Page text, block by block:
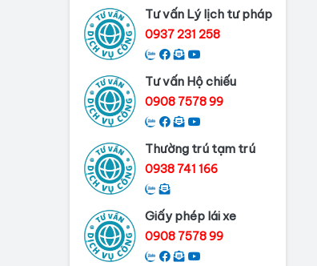
lịch tư pháp cho...
Thủ tục làm Lý lịch tư
pháp tại Bình...
Dịch vụ Lý lịch tư
pháp tại Cần Thơ
Dịch vụ làm Lý Lịch Tư
Pháp tại Hải...
Tư vấn Lý lịch tư pháp
0937 231 258
Tư vấn Hộ chiếu
0908 7578 99
Thường trú tạm trú
0938 741 166
Giấy phép lái xe
0908 7578 99